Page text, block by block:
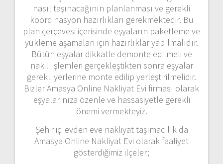
nasıl taşınacağının planlanması ve gerekli
koordinasyon hazırlıkları gerekmektedir. Bu
plan çerçevesi içerisinde eşyaların paketleme ve
yükleme aşamaları için hazırlıklar yapılmalıdır.
Bütün eşyalar dikkatle demonte edilmeli ve
nakil işlemleri gerçekleştikten sonra eşyalar
gerekli yerlerine monte edilip yerleştirilmelidir.
Bizler Amasya Online Nakliyat Evi firması olarak
eşyalarınıza özenle ve hassasiyetle gerekli
önemi vermekteyiz.
Şehir içi evden eve nakliyat taşımacılık da
Amasya Online Nakliyat Evi olarak faaliyet
gösterdiğimiz ilçeler;